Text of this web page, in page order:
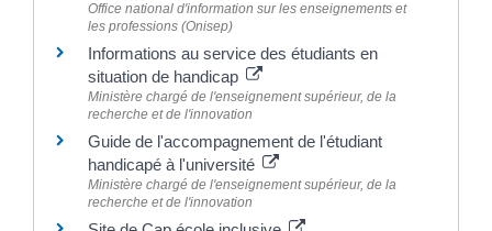
Office national d'information sur les enseignements et
les professions (Onisep)
Informations au service des étudiants en
situation de handicap
Ministère chargé de l'enseignement supérieur, de la
recherche et de l'innovation
Guide de l'accompagnement de l'étudiant
handicapé à l'université
Ministère chargé de l'enseignement supérieur, de la
recherche et de l'innovation